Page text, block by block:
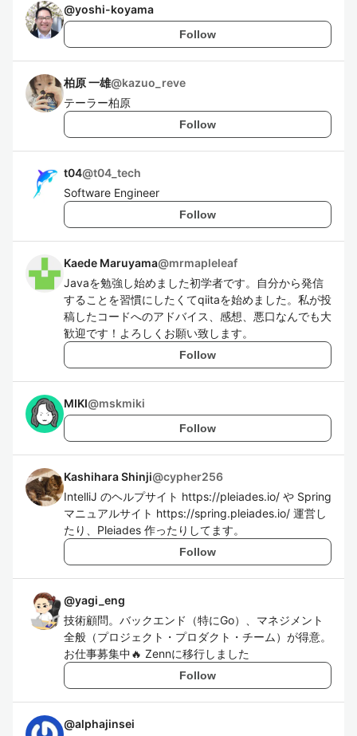
@yoshi-koyama
Follow
柏原 一雄@kazuo_reve
テーラー柏原
Follow
t04@t04_tech
Software Engineer
Follow
Kaede Maruyama@mrmapleleaf
Javaを勉強し始めました初学者です。自分から発信
することを習慣にしたくてqiitaを始めました。私が投
稿したコードへのアドバイス、感想、悪口なんでも大
歓迎です！よろしくお願い致します。
Follow
MIKI@mskmiki
Follow
Kashihara Shinji@cypher256
IntelliJ のヘルプサイト https://pleiades.io/ や Spring
マニュアルサイト https://spring.pleiades.io/ 運営し
たり、Pleiades 作ったりしてます。
Follow
@yagi_eng
技術顧問。バックエンド（特にGo）、マネジメント
全般（プロジェクト・プロダクト・チーム）が得意。
お仕事募集中🔥 Zennに移行しました
Follow
@alphajinsei